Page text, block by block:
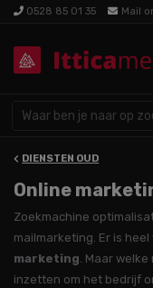
0528 85 01 35 Mail
DIENSTEN OUD
Online
Zoekmachine
mailmarketing. Er is
marketing. Maar
inzetten om het bedrijf